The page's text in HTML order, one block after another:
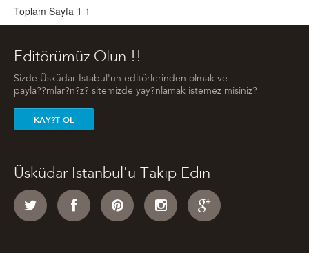
Toplam Sayfa 1 1
Editörümüz Olun !!
Sizde Üsküdar Istabul'un editörlerinden olmak ve
payla??mlar?n?z? sitemizde yay?nlamak istemez misiniz?
KAY?T OL
Üsküdar Istanbul'u Takip Edin